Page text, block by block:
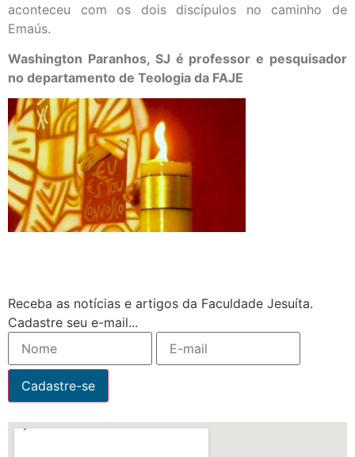
aconteceu com os dois discípulos no caminho de
Emaús.
Washington Paranhos, SJ é professor e pesquisador
no departamento de Teologia da FAJE
Receba as notícias e artigos da Faculdade Jesuíta.
Cadastre seu e-mail...